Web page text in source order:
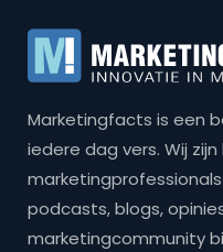
Marketingfacts is een
iedere dag vers. Wij
podcasts, blogs,
marketingcommunity